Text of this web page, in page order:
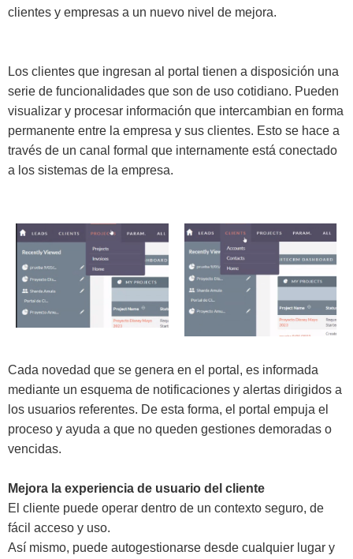
clientes y empresas a un nuevo nivel de mejora.
Los clientes que ingresan al portal tienen a disposición una
serie de funcionalidades que son de uso cotidiano. Pueden
visualizar y procesar información que intercambian en forma
permanente entre la empresa y sus clientes. Esto se hace a
través de un canal formal que internamente está conectado
a los sistemas de la empresa.
Cada novedad que se genera en el portal, es informada
mediante un esquema de notificaciones y alertas dirigidos a
los usuarios referentes. De esta forma, el portal empuja el
proceso y ayuda a que no queden gestiones demoradas o
vencidas.
Mejora la experiencia de usuario del cliente
El cliente puede operar dentro de un contexto seguro, de
fácil acceso y uso.
Así mismo, puede autogestionarse desde cualquier lugar y